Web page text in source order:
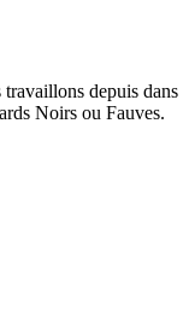
depuis dans
Noirs ou Fauves.